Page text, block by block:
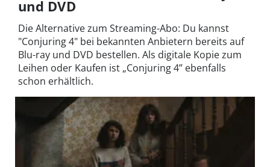
und DVD
Die Alternative zum Streaming-Abo: Du kannst
"Conjuring 4" bei bekannten Anbietern bereits auf
Blu-ray und DVD bestellen. Als digitale Kopie zum
Leihen oder Kaufen ist „Conjuring 4” ebenfalls
schon erhältlich.